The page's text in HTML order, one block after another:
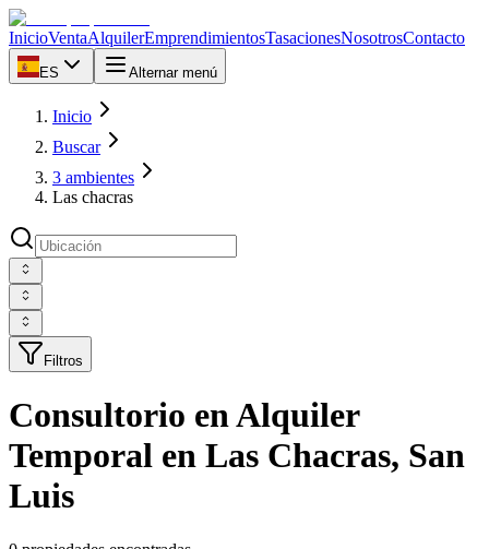
InicioVentaAlquilerEmprendimientosTasacionesNosotrosContacto
ES Alternar menú
Inicio
Buscar
3 ambientes
Las chacras
Filtros
Consultorio en Alquiler
Temporal en Las Chacras, San
Luis